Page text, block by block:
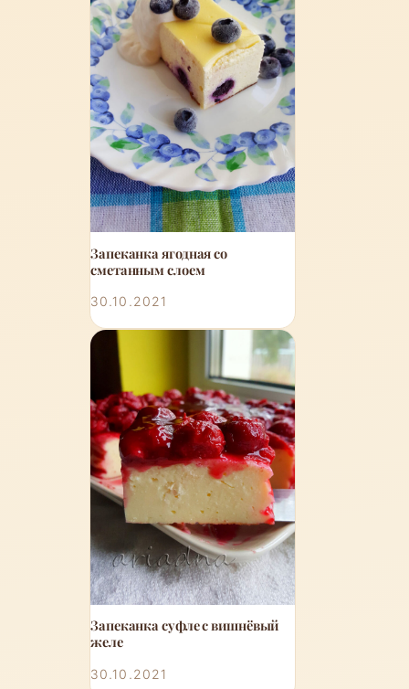
Запеканка ягодная со
сметанным слоем
30.10.2021
Запеканка суфле с вишнёвый
желе
30.10.2021